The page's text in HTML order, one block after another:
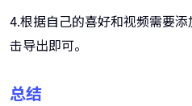
4.根据自己的喜好和视频需要
击导出即可。
总结